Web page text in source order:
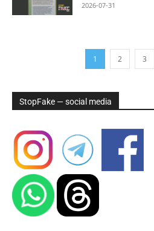
2026-07-31
1 2 3
StopFake — social media